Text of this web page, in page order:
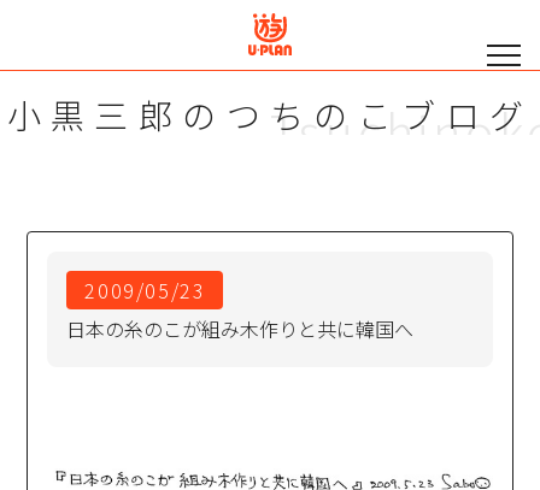
小黒三郎の つちのこブログ
2009/05/23
日本の糸のこが組み木作りと共に韓国へ